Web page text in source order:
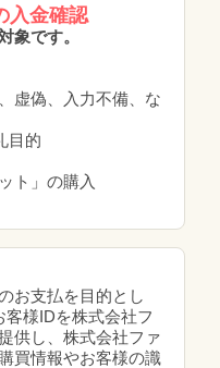
入金確認
象です。
虚偽、入力不備、な
目的
ト」の購入
お支払を目的とし
様IDを株式会社フ
供し、株式会社ファ
買情報やお客様の識